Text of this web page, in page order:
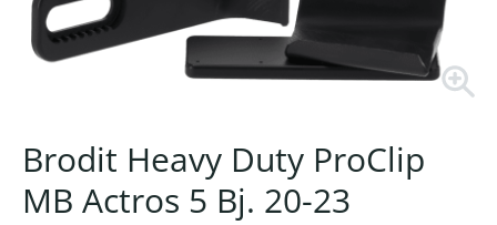
Brodit Heavy Duty ProClip
MB Actros 5 Bj. 20-23